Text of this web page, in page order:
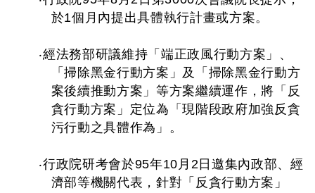
於1個月內提出具體執行計畫或方案。
‧經法務部研議維持「端正政風行動方案」、
「掃除黑金行動方案」及「掃除黑金行動方
案後續推動方案」等方案繼續運作，將「反
貪行動方案」定位為「現階段政府加強反貪
污行動之具體作為」。
‧行政院研考會於95年10月2日邀集內政部、經
濟部等機關代表，針對「反貪行動方案」